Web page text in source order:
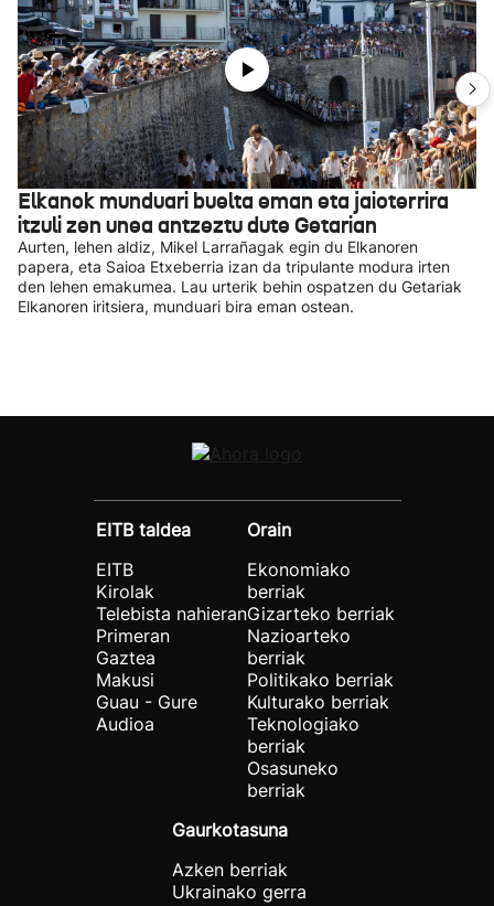
Elkanok munduari buelta eman eta jaioterrira
itzuli zen unea antzeztu dute Getarian
Aurten, lehen aldiz, Mikel Larrañagak egin du Elkanoren
papera, eta Saioa Etxeberria izan da tripulante modura irten
den lehen emakumea. Lau urterik behin ospatzen du Getariak
Elkanoren iritsiera, munduari bira eman ostean.
EITB taldea
EITB
Kirolak
Telebista nahieran
Primeran
Gaztea
Makusi
Guau - Gure
Audioa
Orain
Ekonomiako
berriak
Gizarteko berriak
Nazioarteko
berriak
Politikako berriak
Kulturako berriak
Teknologiako
berriak
Osasuneko
berriak
Gaurkotasuna
Azken berriak
Ukrainako gerra